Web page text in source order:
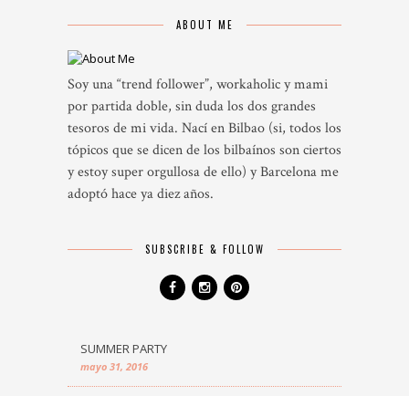
ABOUT ME
Soy una “trend follower”, workaholic y mami
por partida doble, sin duda los dos grandes
tesoros de mi vida. Nací en Bilbao (si, todos los
tópicos que se dicen de los bilbaínos son ciertos
y estoy super orgullosa de ello) y Barcelona me
adoptó hace ya diez años.
SUBSCRIBE & FOLLOW
SUMMER PARTY
mayo 31, 2016